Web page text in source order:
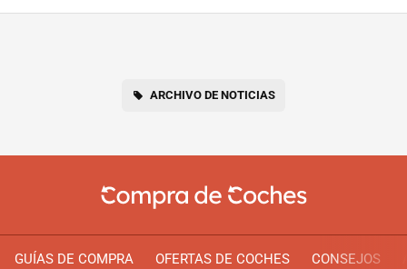
ARCHIVO DE NOTICIAS
GUÍAS DE COMPRA OFERTAS DE COCHES CONSEJOS